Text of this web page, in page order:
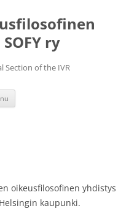
ry
Section of the IVR
oikeusfilosofinen yhdistys
kaupunki.